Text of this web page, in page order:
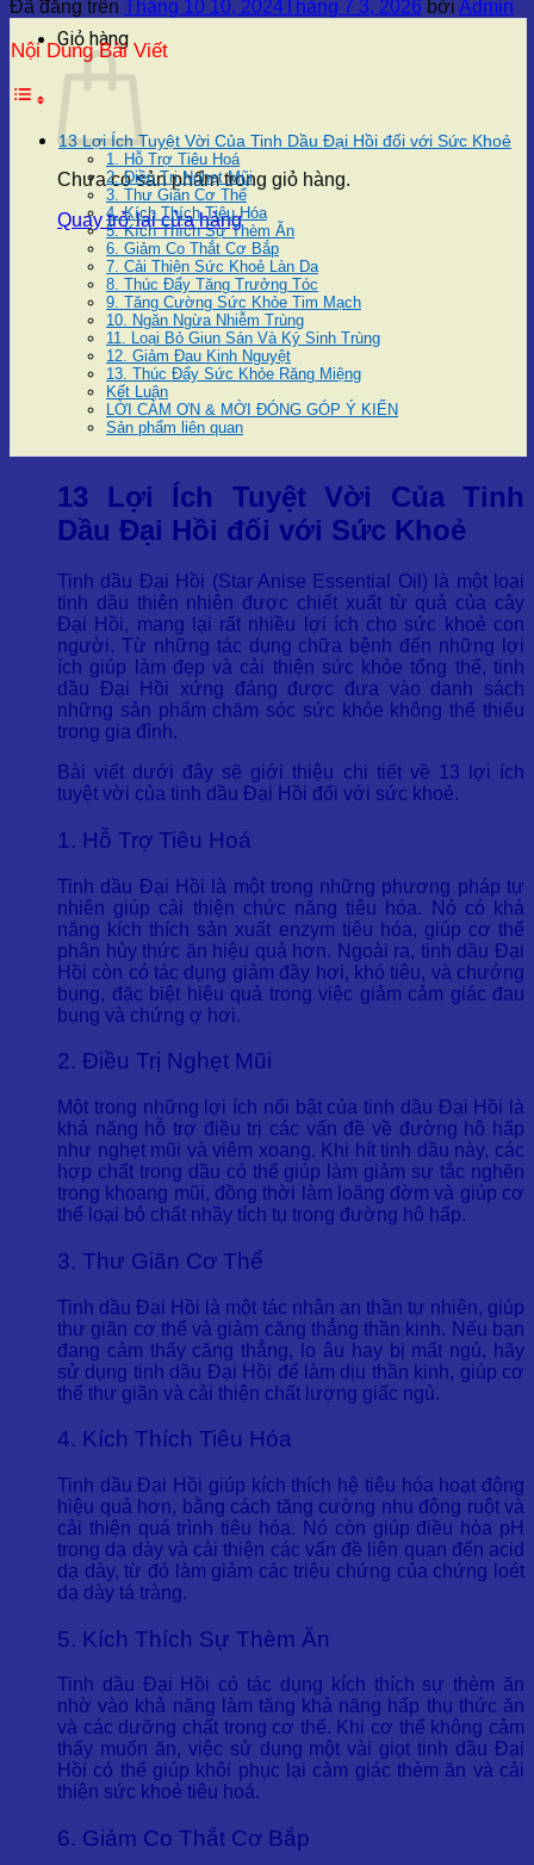
Giỏ hàng
Chưa có sản phẩm trong giỏ hàng.
Quay trở lại cửa hàng
Đã đăng trên Tháng 10 10, 2024Tháng 7 3, 2026 bởi Admin
Nội Dung Bài Viết
13 Lợi Ích Tuyệt Vời Của Tinh Dầu Đại Hồi đối với Sức Khoẻ
1. Hỗ Trợ Tiêu Hoá
2. Điều Trị Nghẹt Mũi
3. Thư Giãn Cơ Thể
4. Kích Thích Tiêu Hóa
5. Kích Thích Sự Thèm Ăn
6. Giảm Co Thắt Cơ Bắp
7. Cải Thiện Sức Khoẻ Làn Da
8. Thúc Đẩy Tăng Trưởng Tóc
9. Tăng Cường Sức Khỏe Tim Mạch
10. Ngăn Ngừa Nhiễm Trùng
11. Loại Bỏ Giun Sán Và Ký Sinh Trùng
12. Giảm Đau Kinh Nguyệt
13. Thúc Đẩy Sức Khỏe Răng Miệng
Kết Luận
LỜI CẢM ƠN & MỜI ĐÓNG GÓP Ý KIẾN
Sản phẩm liên quan
13 Lợi Ích Tuyệt Vời Của Tinh
Dầu Đại Hồi đối với Sức Khoẻ
Tinh dầu Đại Hồi (Star Anise Essential Oil) là một loại
tinh dầu thiên nhiên được chiết xuất từ quả của cây
Đại Hồi, mang lại rất nhiều lợi ích cho sức khoẻ con
người. Từ những tác dụng chữa bệnh đến những lợi
ích giúp làm đẹp và cải thiện sức khỏe tổng thể, tinh
dầu Đại Hồi xứng đáng được đưa vào danh sách
những sản phẩm chăm sóc sức khỏe không thể thiếu
trong gia đình.
Bài viết dưới đây sẽ giới thiệu chi tiết về 13 lợi ích
tuyệt vời của tinh dầu Đại Hồi đối với sức khoẻ.
1. Hỗ Trợ Tiêu Hoá
Tinh dầu Đại Hồi là một trong những phương pháp tự
nhiên giúp cải thiện chức năng tiêu hóa. Nó có khả
năng kích thích sản xuất enzym tiêu hóa, giúp cơ thể
phân hủy thức ăn hiệu quả hơn. Ngoài ra, tinh dầu Đại
Hồi còn có tác dụng giảm đầy hơi, khó tiêu, và chướng
bụng, đặc biệt hiệu quả trong việc giảm cảm giác đau
bụng và chứng ợ hơi.
2. Điều Trị Nghẹt Mũi
Một trong những lợi ích nổi bật của tinh dầu Đại Hồi là
khả năng hỗ trợ điều trị các vấn đề về đường hô hấp
như nghẹt mũi và viêm xoang. Khi hít tinh dầu này, các
hợp chất trong dầu có thể giúp làm giảm sự tắc nghẽn
trong khoang mũi, đồng thời làm loãng đờm và giúp cơ
thể loại bỏ chất nhầy tích tụ trong đường hô hấp.
3. Thư Giãn Cơ Thể
Tinh dầu Đại Hồi là một tác nhân an thần tự nhiên, giúp
thư giãn cơ thể và giảm căng thẳng thần kinh. Nếu bạn
đang cảm thấy căng thẳng, lo âu hay bị mất ngủ, hãy
sử dụng tinh dầu Đại Hồi để làm dịu thần kinh, giúp cơ
thể thư giãn và cải thiện chất lượng giấc ngủ.
4. Kích Thích Tiêu Hóa
Tinh dầu Đại Hồi giúp kích thích hệ tiêu hóa hoạt động
hiệu quả hơn, bằng cách tăng cường nhu động ruột và
cải thiện quá trình tiêu hóa. Nó còn giúp điều hòa pH
trong dạ dày và cải thiện các vấn đề liên quan đến acid
dạ dày, từ đó làm giảm các triệu chứng của chứng loét
dạ dày tá tràng.
5. Kích Thích Sự Thèm Ăn
Tinh dầu Đại Hồi có tác dụng kích thích sự thèm ăn
nhờ vào khả năng làm tăng khả năng hấp thụ thức ăn
và các dưỡng chất trong cơ thể. Khi cơ thể không cảm
thấy muốn ăn, việc sử dụng một vài giọt tinh dầu Đại
Hồi có thể giúp khôi phục lại cảm giác thèm ăn và cải
thiện sức khoẻ tiêu hoá.
6. Giảm Co Thắt Cơ Bắp